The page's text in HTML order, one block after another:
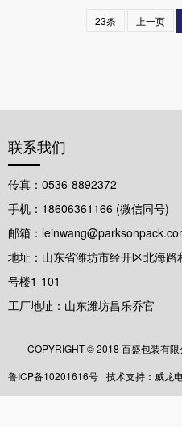
23条 上一页
联系我们
传真：0536-8892372
手机：18606361166 (微信同号)
邮箱：
地址：山东省潍坊市经开区北海
号楼1-101
工厂地址：山东潍坊昌乐乔官
COPYRIGHT ©️ 2018 百盛包装有
鲁ICP备10201616号 技术支持：威龙